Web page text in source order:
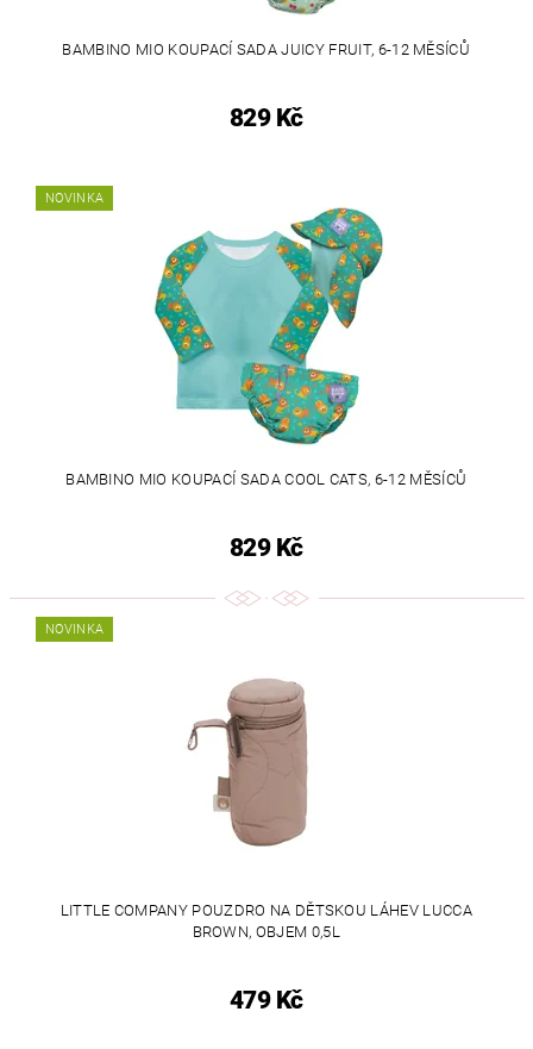
BAMBINO MIO KOUPACÍ SADA JUICY FRUIT, 6-12 MĚSÍCŮ
829 Kč
NOVINKA
BAMBINO MIO KOUPACÍ SADA COOL CATS, 6-12 MĚSÍCŮ
829 Kč
NOVINKA
LITTLE COMPANY POUZDRO NA DĚTSKOU LÁHEV LUCCA
BROWN, OBJEM 0,5L
479 Kč